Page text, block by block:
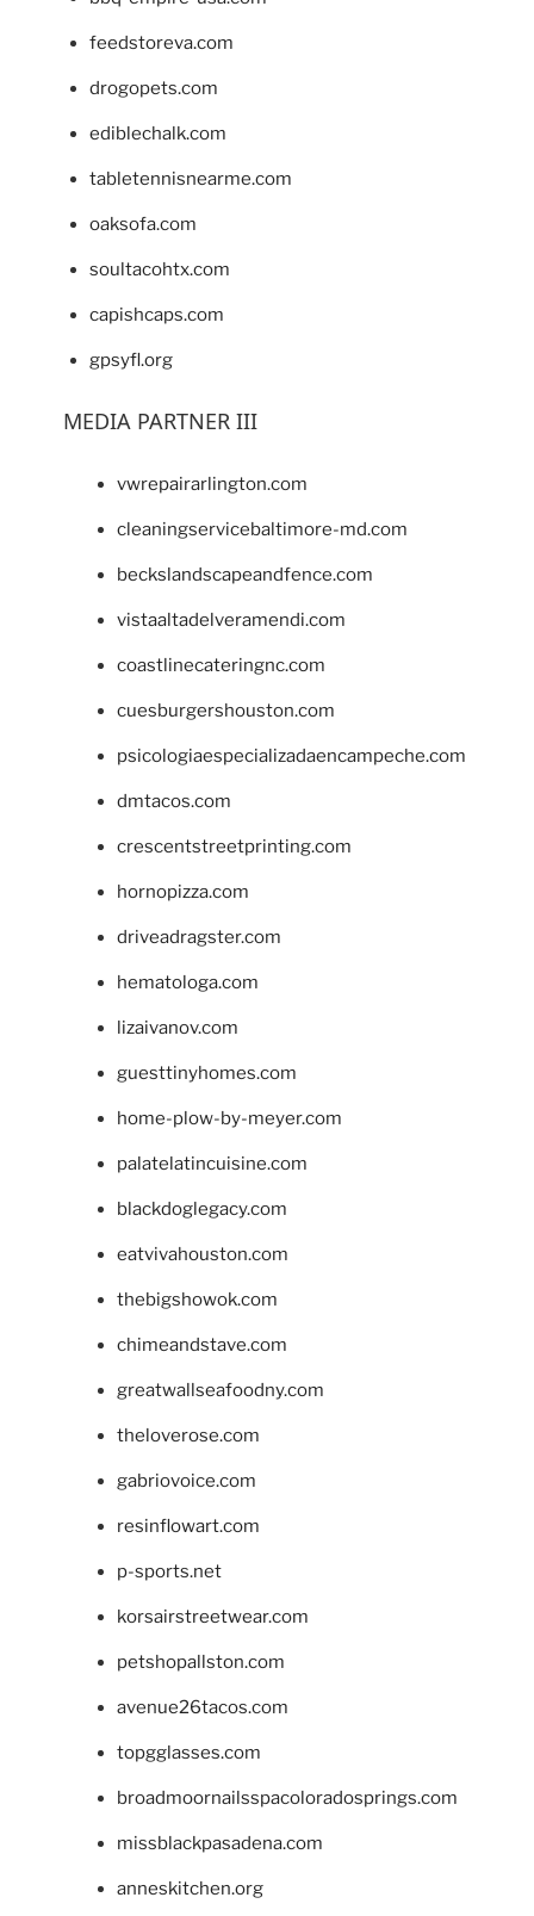
feedstoreva.com
drogopets.com
ediblechalk.com
tabletennisnearme.com
oaksofa.com
soultacohtx.com
capishcaps.com
gpsyfl.org
MEDIA PARTNER III
vwrepairarlington.com
cleaningservicebaltimore-md.com
beckslandscapeandfence.com
vistaaltadelveramendi.com
coastlinecateringnc.com
cuesburgershouston.com
psicologiaespecializadaencampeche.com
dmtacos.com
crescentstreetprinting.com
hornopizza.com
driveadragster.com
hematologa.com
lizaivanov.com
guesttinyhomes.com
home-plow-by-meyer.com
palatelatincuisine.com
blackdoglegacy.com
eatvivahouston.com
thebigshowok.com
chimeandstave.com
greatwallseafoodny.com
theloverose.com
gabriovoice.com
resinflowart.com
p-sports.net
korsairstreetwear.com
petshopallston.com
avenue26tacos.com
topgglasses.com
broadmoornailsspacoloradosprings.com
missblackpasadena.com
anneskitchen.org